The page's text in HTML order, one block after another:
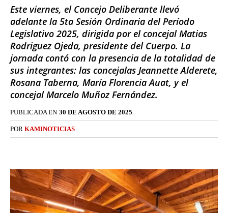
Este viernes, el Concejo Deliberante llevó
adelante la 5ta Sesión Ordinaria del Período
Legislativo 2025, dirigida por el concejal Matias
Rodriguez Ojeda, presidente del Cuerpo. La
jornada contó con la presencia de la totalidad de
sus integrantes: las concejalas Jeannette Alderete,
Rosana Taberna, María Florencia Auat, y el
concejal Marcelo Muñoz Fernández.
PUBLICADA EN 30 DE AGOSTO DE 2025
POR KAMINOTICIAS